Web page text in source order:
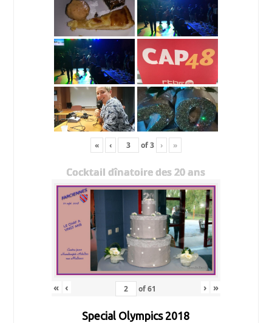
« ‹ of3 › »
Cocktail dînatoire des 20 ans
« ‹ of61 › »
Special Olympics 2018